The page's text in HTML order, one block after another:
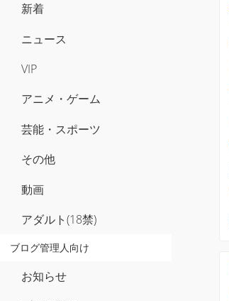
新着
ニュース
VIP
アニメ・ゲーム
芸能・スポーツ
その他
動画
アダルト(18禁)
ブログ管理人向け
お知らせ